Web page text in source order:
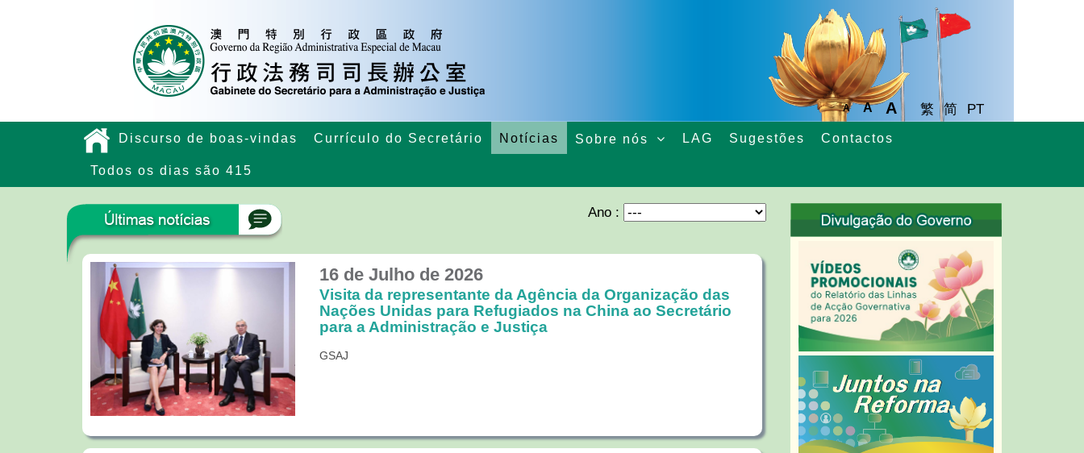
A A A 繁 简 PT
Discurso de boas-vindas Currículo do Secretário Notícias Sobre nós LAG Sugestões Contactos
Todos os dias são 415
Ano :
16 de Julho de 2026
Visita da representante da Agência da Organização das
Nações Unidas para Refugiados na China ao Secretário
para a Administração e Justiça
GSAJ